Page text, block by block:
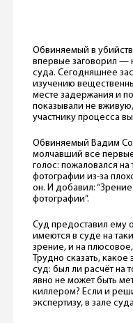
Обвиняемый в
впервые заговорил —
суда. Сегодняшнее
изучению
месте задержания и
показывали не
участнику процесса
Обвиняемый Вадим
молчавший все
голос: пожаловался на
фотографии из-за
он. И добавил:
фотографии”.
Суд предоставил ему
имеются в суде на
зрение, и на
Трудно сказать,
суд: был ли расчёт на
явно не может быть
киллером? Если и
экспертизу, в зале